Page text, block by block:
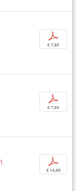
p
€ 7,95
p
€ 7,95
p
€ 14,95